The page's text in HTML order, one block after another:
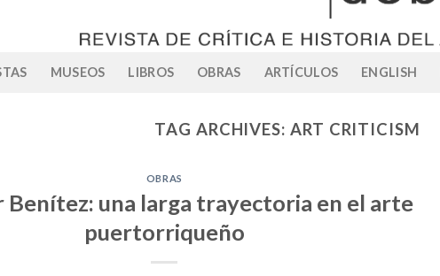
MUSEOS LIBROS OBRAS ARTÍCULOS ENGLISH
TAG ARCHIVES: ART CRITICISM
OBRAS
Benítez: una larga trayectoria en el arte
puertorriqueño